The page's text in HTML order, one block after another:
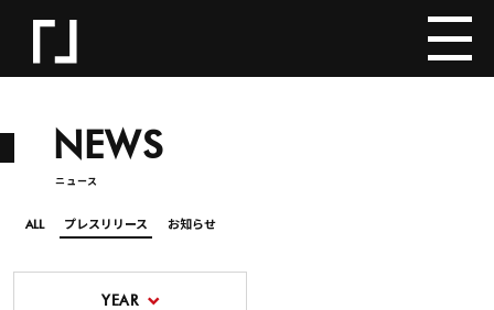
NEWS
ニュース
ALL プレスリリース お知らせ
YEAR